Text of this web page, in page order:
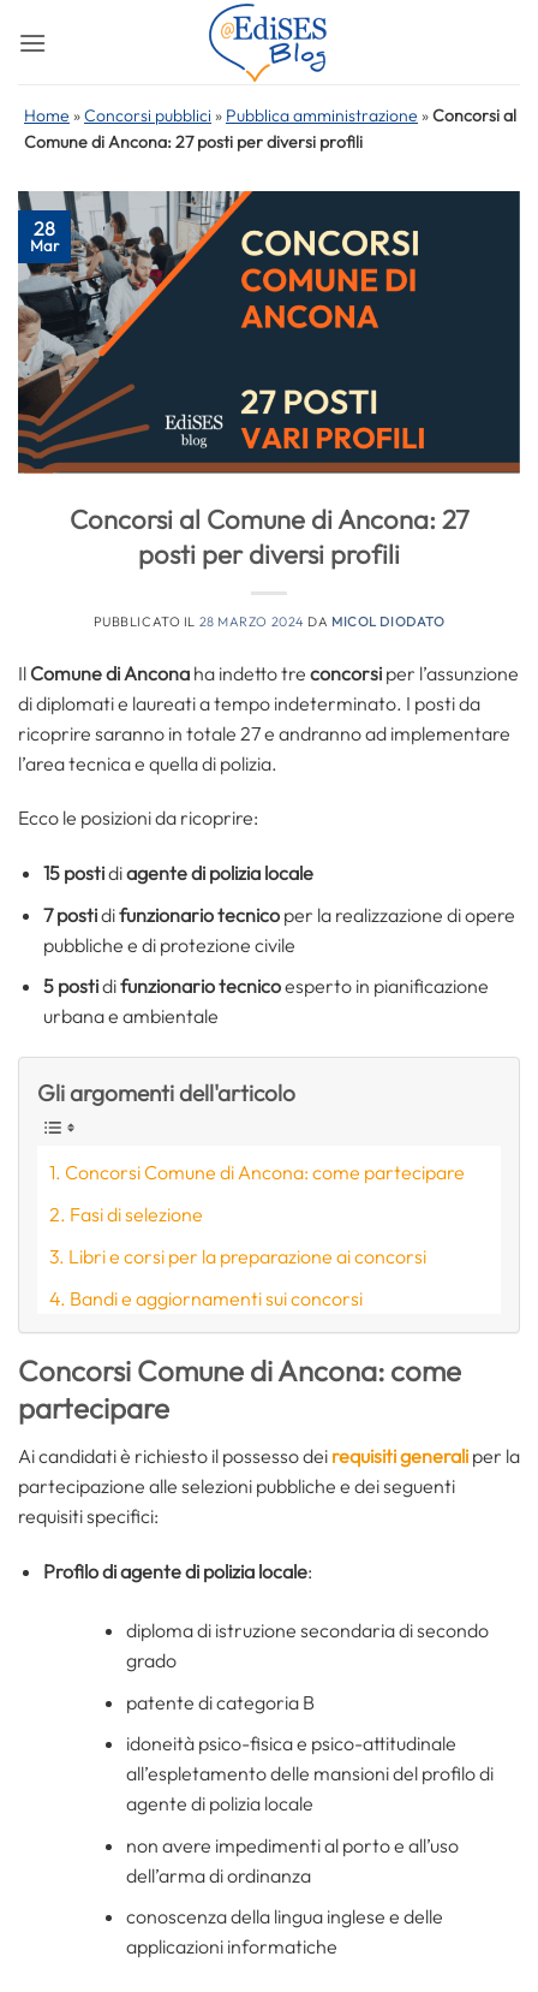
Home »Concorsi pubblici » Pubblica amministrazione »Concorsi al
Comune di Ancona: 27 posti per diversi profili
28
Mar
Concorsi al Comune di Ancona: 27
posti per diversi profili
PUBBLICATO IL 28 MARZO 2024 DA MICOL DIODATO
Il Comune di Ancona ha indetto tre concorsi per l’assunzione
di diplomati e laureati a tempo indeterminato. I posti da
ricoprire saranno in totale 27 e andranno ad implementare
l’area tecnica e quella di polizia.
Ecco le posizioni da ricoprire:
15 postidiagente di polizia locale
7 postidifunzionario tecnicoper la realizzazione di opere
pubbliche e di protezione civile
5 postidifunzionario tecnicoesperto in pianificazione
urbana e ambientale
Gli argomenti dell'articolo
Concorsi Comune di Ancona: come partecipare
Fasi di selezione
Libri e corsi per la preparazione ai concorsi
Bandi e aggiornamenti sui concorsi
Concorsi Comune di Ancona: come
partecipare
Ai candidati è richiesto il possesso dei requisiti generali per la
partecipazione alle selezioni pubbliche e dei seguenti
requisiti specifici:
Profilo di agente di polizia locale:
diploma di istruzione secondaria di secondo
grado
patente di categoria B
idoneità psico-fisica e psico-attitudinale
all’espletamento delle mansioni del profilo di
agente di polizia locale
non avere impedimenti al porto e all’uso
dell’arma di ordinanza
conoscenza della lingua inglese e delle
applicazioni informatiche